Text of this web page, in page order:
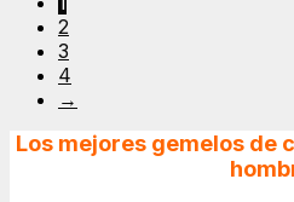
2
3
4
→
Los mejores gemelos de